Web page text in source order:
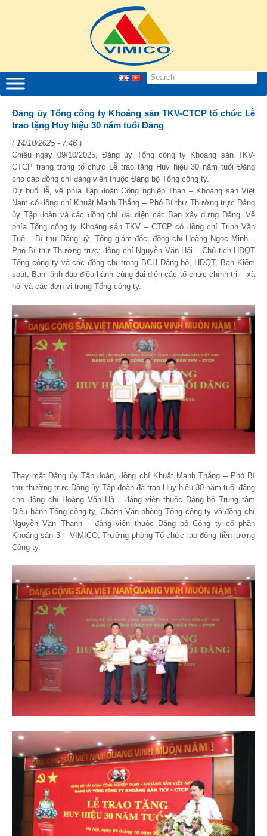
Đảng ủy Tổng công ty Khoáng sản TKV-CTCP tổ chức Lễ
trao tặng Huy hiệu 30 năm tuổi Đảng
( 14/10/2025 - 7:46 )
Chiều ngày 09/10/2025, Đảng ủy Tổng công ty Khoáng sản TKV-
CTCP trang trọng tổ chức Lễ trao tặng Huy hiệu 30 năm tuổi Đảng
cho các đồng chí đảng viên thuộc Đảng bộ Tổng công ty.
Dự buổi lễ, về phía Tập đoàn Công nghiệp Than – Khoáng sản Việt
Nam có đồng chí Khuất Mạnh Thắng – Phó Bí thư Thường trực Đảng
ủy Tập đoàn và các đồng chí đại diện các Ban xây dựng Đảng. Về
phía Tổng công ty Khoáng sản TKV – CTCP có đồng chí Trịnh Văn
Tuệ – Bí thư Đảng uỷ, Tổng giám đốc; đồng chí Hoàng Ngọc Minh –
Phó Bí thư Thường trực; đồng chí Nguyễn Văn Hải – Chủ tịch HĐQT
Tổng công ty và các đồng chí trong BCH Đảng bộ, HĐQT, Ban Kiểm
soát, Ban lãnh đạo điều hành cùng đại diện các tổ chức chính trị – xã
hội và các đơn vị trong Tổng công ty.
Thay mặt Đảng ủy Tập đoàn, đồng chí Khuất Mạnh Thắng – Phó Bí
thư thường trực Đảng ủy Tập đoàn đã trao Huy hiệu 30 năm tuổi đảng
cho đồng chí Hoàng Văn Hà – đảng viên thuộc Đảng bộ Trung tâm
Điều hành Tổng công ty, Chánh Văn phòng Tổng công ty và đồng chí
Nguyễn Văn Thanh – đảng viên thuộc Đảng bộ Công ty cổ phần
Khoáng sản 3 – VIMICO, Trưởng phòng Tổ chức lao động tiền lương
Công ty.